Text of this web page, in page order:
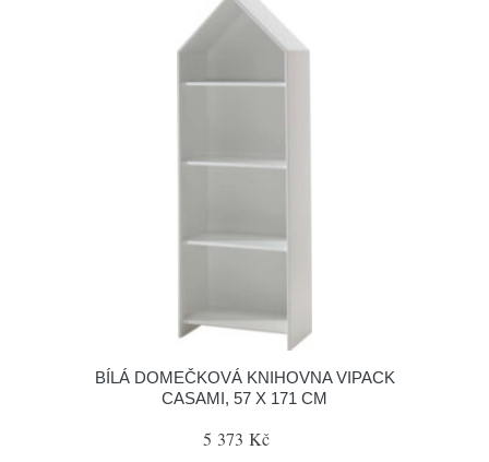
BÍLÁ DOMEČKOVÁ KNIHOVNA VIPACK
CASAMI, 57 X 171 CM
5 373 Kč